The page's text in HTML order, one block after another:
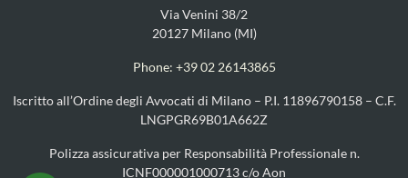
Via Venini 38/2
20127 Milano (MI)
Phone: +39 02 26143865
Iscritto all’Ordine degli Avvocati di Milano – P.I. 11896790158 – C.F.
LNGPGR69B01A662Z
Polizza assicurativa per Responsabilità Professionale n.
ICNF000001000713 c/o Aon